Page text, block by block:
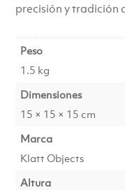
precisión y tradición
Peso
1.5 kg
Dimensiones
15 × 15 × 15 cm
Marca
Klatt Objects
Altura